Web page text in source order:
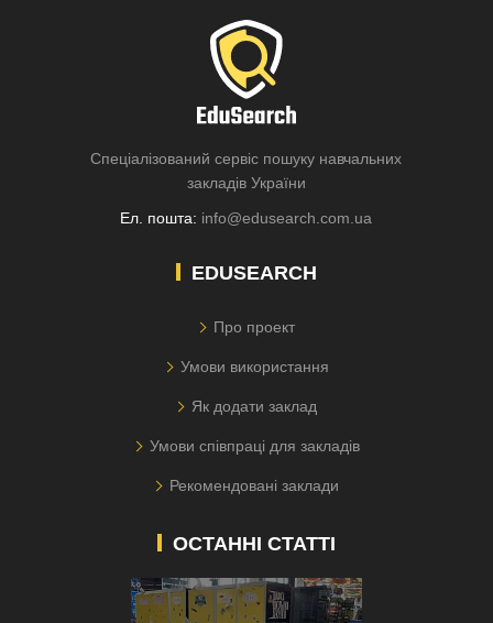
Спеціалізований сервіс пошуку навчальних
закладів України
Ел. пошта: info@edusearch.com.ua
EDUSEARCH
Про проект
Умови використання
Як додати заклад
Умови співпраці для закладів
Рекомендовані заклади
ОСТАННІ СТАТТІ